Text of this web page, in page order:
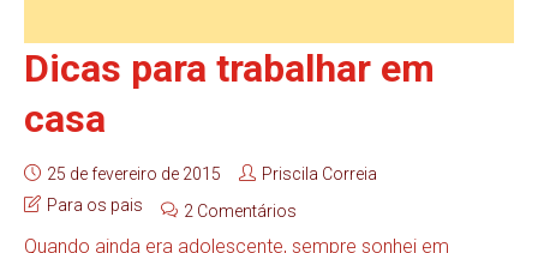
Dicas para trabalhar em
casa
25 de fevereiro de 2015
Priscila Correia
Para os pais
2 Comentários
Quando ainda era adolescente, sempre sonhei em